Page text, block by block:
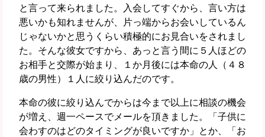
と言って来られました。入会してすぐから、言い方は
悪いかも知れませんが、片っ端からお会いしているん
じゃないかと思うくらい積極的にお見合いをされまし
た。そんな彼女ですから、あっと言う間に５人ほどの
お相手と交際が始まり、１か月後には本命の人（４８
歳の男性）１人に絞り込んだのです。
本命の彼に絞り込んでからは今まで以上に相談の機会
が増え、週一ペースでメールを頂きました。「子供に
会わすのはどのタイミングが良いですか」とか、「お